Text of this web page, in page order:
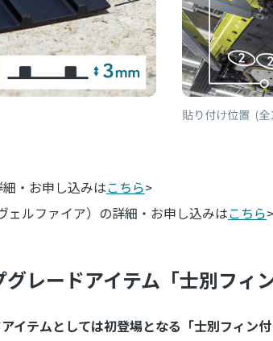
・お申し込みはこちら>
ルファイア）の詳細・お申し込みはこちら>
レードアイテム「士別フィ
イテムとしては初登場となる「士別フィン付